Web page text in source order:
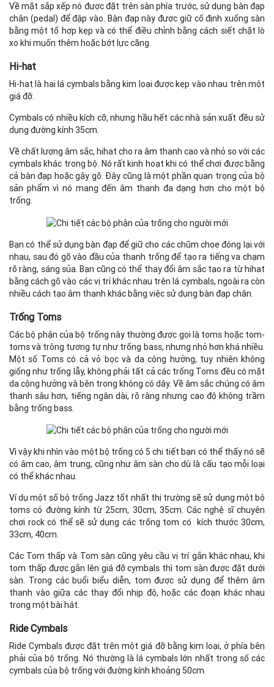
Về mặt sắp xếp nó được đặt trên sàn phía trước, sử dụng bàn đạp
chân (pedal) để đập vào. Bàn đạp này được giữ cố định xuống sàn
bằng một tổ hợp kẹp và có thể điều chỉnh bằng cách siết chặt lò
xo khi muốn thêm hoặc bớt lực căng.
Hi-hat
Hi-hat là hai lá cymbals bằng kim loại được kẹp vào nhau trên một
giá đỡ.
Cymbals có nhiều kích cỡ, nhưng hầu hết các nhà sản xuất đều sử
dụng đường kính 35cm.
Về chất lượng âm sắc, hihat cho ra âm thanh cao và nhỏ so với các
cymbals khác trong bộ. Nó rất kinh hoạt khi có thể chơi được bằng
cả bàn đạp hoặc gậy gõ. Đây cũng là một phần quan trọng của bộ
sản phẩm vì nó mang đến âm thanh đa dạng hơn cho một bộ
trống.
Bạn có thể sử dụng bàn đạp để giữ cho các chũm chọe đóng lại với
nhau, sau đó gõ vào đầu của thanh trống để tạo ra tiếng va chạm
rõ ràng, sáng sủa. Bạn cũng có thể thay đổi âm sắc tạo ra từ hihat
bằng cách gõ vào các vị trí khác nhau trên lá cymbals, ngoài ra còn
nhiều cách tạo âm thanh khác bằng việc sử dụng bàn đạp chân.
Trống Toms
Các bộ phận của bộ trống này thường được gọi là toms hoặc tom-
toms và trông tương tự như trống bass, nhưng nhỏ hơn khá nhiều.
Một số Toms có cả vỏ bọc và da cộng hưởng, tuy nhiên không
giống như trống lẫy, không phải tất cả các trống Toms đều có mặt
da cộng hưởng và bên trong không có dây. Về âm sắc chúng có âm
thanh sâu hơn, tiếng ngân dài, rõ ràng nhưng cao độ không trầm
bằng trống bass.
Vì vậy khi nhìn vào một bộ trống có 5 chi tiết bạn có thể thấy nó sẽ
có âm cao, âm trung, cũng như âm sàn cho dù là cấu tạo mỗi loại
có thể khác nhau.
Ví dụ một số bộ trống Jazz tốt nhất thị trường sẽ sử dụng một bộ
toms có đường kính từ 25cm, 30cm, 35cm. Các nghệ sĩ chuyên
chơi rock có thể sẽ sử dụng các trống tom có kích thước 30cm,
33cm, 40cm.
Các Tom thấp và Tom sàn cũng yêu cầu vị trí gắn khác nhau, khi
tom thấp được gắn lên giá đỡ cymbals thì tom sàn được đặt dưới
sàn. Trong các buổi biểu diễn, tom được sử dụng để thêm âm
thanh vào giữa các thay đổi nhịp độ, hoặc các đoạn khác nhau
trong một bài hát.
Ride Cymbals
Ride Cymbals được đặt trên một giá đỡ bằng kim loại, ở phía bên
phải của bộ trống. Nó thường là lá cymbals lớn nhất trong số các
cymbals của bộ trống với đường kính khoảng 50cm.